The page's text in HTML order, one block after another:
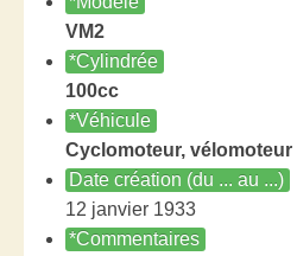
VM2
*Cylindrée
100cc
*Véhicule
Cyclomoteur, vélomoteur
Date création (du ... au ...)
12 janvier 1933
*Commentaires